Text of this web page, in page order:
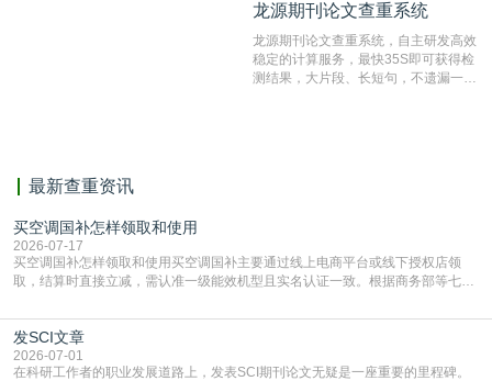
编辑部检测来稿和已发表的文献,检测
测时注意填写第一作者,才能排除已发
表文献复制比。（限制字符数1万）
龙源期刊论文查重系统
龙源期刊论文查重系统，自主研发高效
稳定的计算服务，最快35S即可获得检
测结果，大片段、长短句，不遗漏一处
最新查重资讯
买空调国补怎样领取和使用
2026-07-17
买空调国补怎样领取和使用买空调国补主要通过线上电商平台或线下授权店领
取，结算时直接立减‌，需认准一级能效机型且实名认证一致。根据商务部等七部
能领到补贴首选‌京东APP‌搜索专属口令(如【家电补贴1637】、【国补立省
4949】等，口令会随活动更新，以页面显示为准)进入补贴专场。淘宝/天猫也可
复制粘贴【8$FKFGgJq
发SCI文章
2026-07-01
在科研工作者的职业发展道路上，发表SCI期刊论文无疑是一座重要的里程碑。